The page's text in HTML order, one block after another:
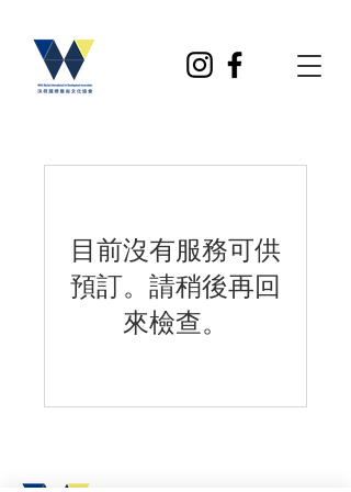
目前沒有服務可供
預訂。請稍後再回
來檢查。